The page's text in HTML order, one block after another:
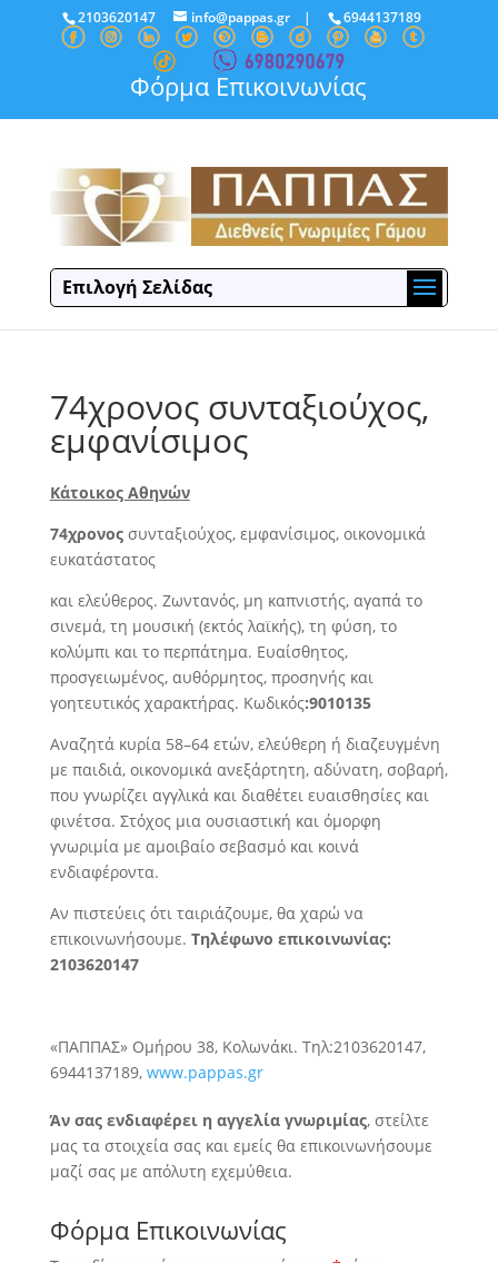
2103620147 info@pappas.gr| 6944137189
Φόρμα Επικοινωνίας
Επιλογή Σελίδας
74χρονος συνταξιούχος,
εμφανίσιμος
Κάτοικος Αθηνών
74χρονοςσυνταξιούχος, εμφανίσιμος, οικονομικά
ευκατάστατος
και ελεύθερος. Ζωντανός, μη καπνιστής, αγαπά το
σινεμά, τη μουσική (εκτός λαϊκής), τη φύση, το
κολύμπι και το περπάτημα. Ευαίσθητος,
προσγειωμένος, αυθόρμητος, προσηνής και
γοητευτικός χαρακτήρας. Κωδικός:9010135
Αναζητά κυρία 58–64 ετών, ελεύθερη ή διαζευγμένη
με παιδιά, οικονομικά ανεξάρτητη, αδύνατη, σοβαρή,
που γνωρίζει αγγλικά και διαθέτει ευαισθησίες και
φινέτσα. Στόχος μια ουσιαστική και όμορφη
γνωριμία με αμοιβαίο σεβασμό και κοινά
ενδιαφέροντα.
Αν πιστεύεις ότι ταιριάζουμε, θα χαρώ να
επικοινωνήσουμε. Τηλέφωνο επικοινωνίας:
2103620147
«ΠΑΠΠΑΣ» Ομήρου 38, Κολωνάκι. Τηλ:2103620147,
6944137189, www.pappas.gr
Άν σας ενδιαφέρει η αγγελία γνωριμίας, στείλτε
μας τα στοιχεία σας και εμείς θα επικοινωνήσουμε
μαζί σας με απόλυτη εχεμύθεια.
Φόρμα Επικοινωνίας